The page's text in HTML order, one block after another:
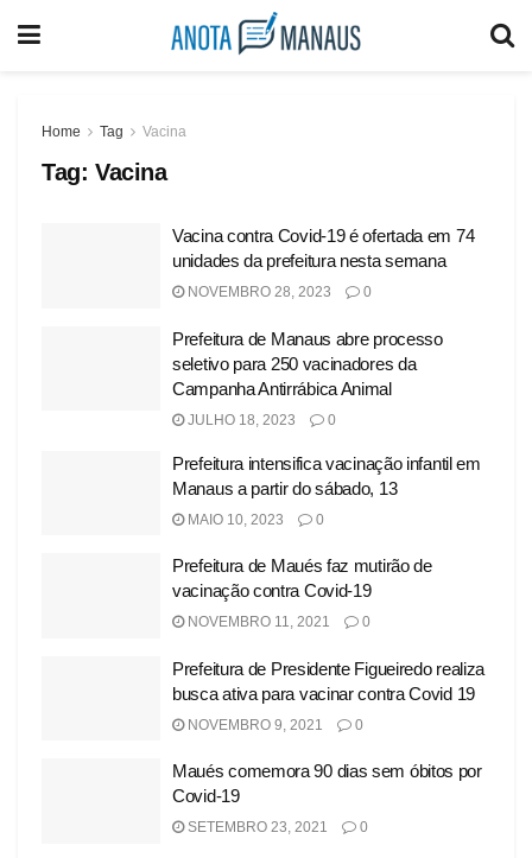
Home Tag Vacina
Tag: Vacina
Vacina contra Covid-19 é ofertada em 74
unidades da prefeitura nesta semana
NOVEMBRO 28, 2023 0
Prefeitura de Manaus abre processo
seletivo para 250 vacinadores da
Campanha Antirrábica Animal
JULHO 18, 2023 0
Prefeitura intensifica vacinação infantil em
Manaus a partir do sábado, 13
MAIO 10, 2023 0
Prefeitura de Maués faz mutirão de
vacinação contra Covid-19
NOVEMBRO 11, 2021 0
Prefeitura de Presidente Figueiredo realiza
busca ativa para vacinar contra Covid 19
NOVEMBRO 9, 2021 0
Maués comemora 90 dias sem óbitos por
Covid-19
SETEMBRO 23, 2021 0